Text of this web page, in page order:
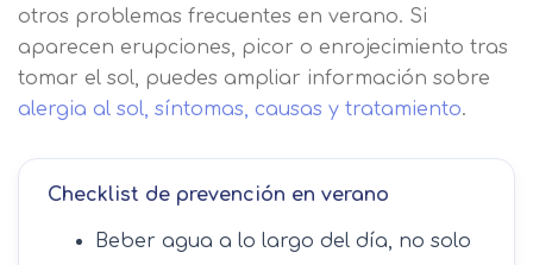
otros problemas frecuentes en verano. Si
aparecen erupciones, picor o enrojecimiento tras
tomar el sol, puedes ampliar información sobre
alergia al sol, síntomas, causas y tratamiento.
Checklist de prevención en verano
Beber agua a lo largo del día, no solo